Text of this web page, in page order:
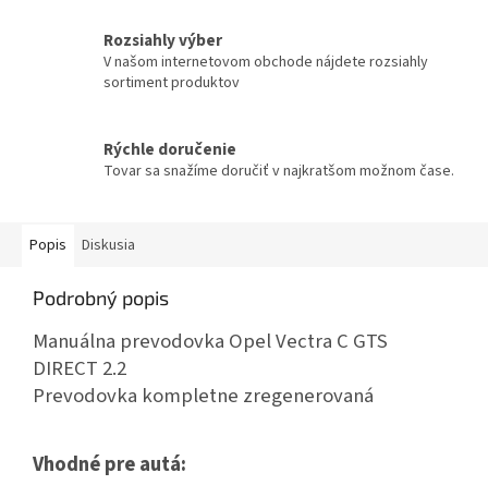
Rozsiahly výber
V našom internetovom obchode nájdete rozsiahly
sortiment produktov
Rýchle doručenie
Tovar sa snažíme doručiť v najkratšom možnom čase.
Popis Diskusia
Podrobný popis
Manuálna prevodovka Opel Vectra C GTS
DIRECT 2.2
Prevodovka kompletne zregenerovaná
Vhodné pre autá: